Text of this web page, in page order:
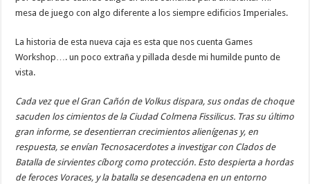
mesa de juego con algo diferente a los siempre edificios Imperiales.
La historia de esta nueva caja es esta que nos cuenta Games
Workshop…. un poco extraña y pillada desde mi humilde punto de
vista.
Cada vez que el Gran Cañón de Volkus dispara, sus ondas de choque
sacuden los cimientos de la Ciudad Colmena Fissilicus. Tras su último
gran informe, se desentierran crecimientos alienígenas y, en
respuesta, se envían Tecnosacerdotes a investigar con Clados de
Batalla de sirvientes cíborg como protección. Esto despierta a hordas
de feroces Voraces, y la batalla se desencadena en un entorno